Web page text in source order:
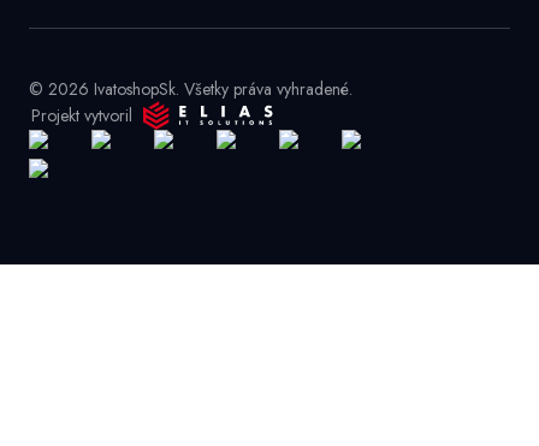
© 2026 IvatoshopSk. Všetky práva vyhradené.
Projekt vytvoril